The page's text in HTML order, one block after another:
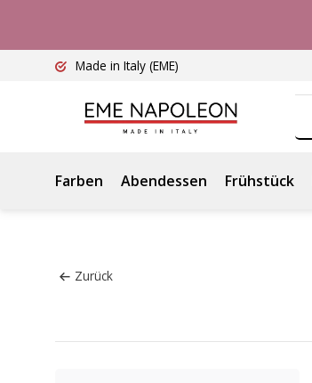
Made in Italy (EME)
Farben Abendessen Frühstück
Zurück